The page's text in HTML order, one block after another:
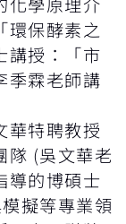
環保酵素之
講授：「市
季霖老師講
華特聘教授
隊 (吳文華老
導的博碩士
擬等專業領